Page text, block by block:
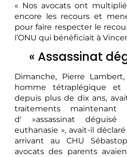
« Nos avocats ont
encore les recours et
pour faire respecter le
l’ONU qui bénéficiait à
« Assassinat
Dimanche, Pierre
homme tétraplégique
depuis plus de dix ans,
traitements
d' »assassinat
euthanasie », avait-il
arrivant au CHU
avocats des parents